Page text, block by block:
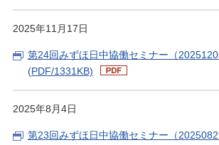
経営・事業支援
2025年11月17日
第24回みずほ日中協働セミナー（
(PDF/1331KB)
2025年8月4日
第23回みずほ日中協働セミナー（